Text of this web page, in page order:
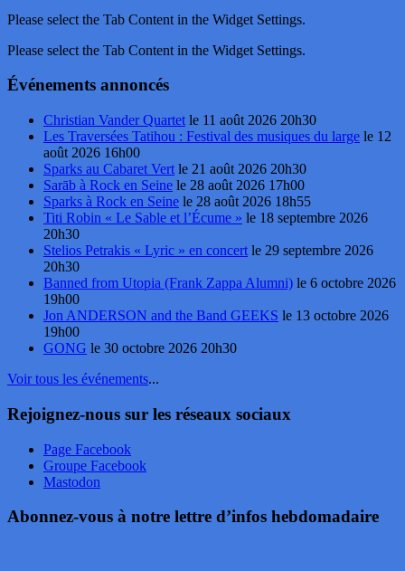
Please select the Tab Content in the Widget Settings.
Please select the Tab Content in the Widget Settings.
Événements annoncés
Christian Vander Quartet le 11 août 2026 20h30
Les Traversées Tatihou : Festival des musiques du large le 12
août 2026 16h00
Sparks au Cabaret Vert le 21 août 2026 20h30
Sarāb à Rock en Seine le 28 août 2026 17h00
Sparks à Rock en Seine le 28 août 2026 18h55
Titi Robin « Le Sable et l’Écume » le 18 septembre 2026
20h30
Stelios Petrakis « Lyric » en concert le 29 septembre 2026
20h30
Banned from Utopia (Frank Zappa Alumni) le 6 octobre 2026
19h00
Jon ANDERSON and the Band GEEKS le 13 octobre 2026
19h00
GONG le 30 octobre 2026 20h30
Voir tous les événements...
Rejoignez-nous sur les réseaux sociaux
Page Facebook
Groupe Facebook
Mastodon
Abonnez-vous à notre lettre d’infos hebdomadaire